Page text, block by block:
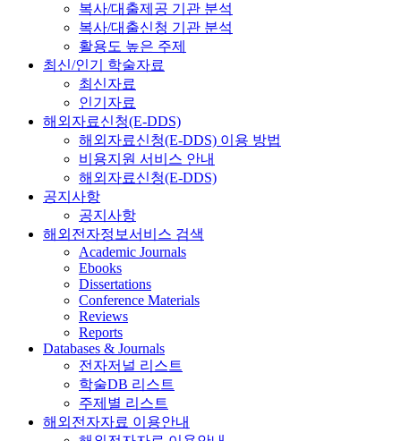
복사/대출제공 기관 분석
복사/대출신청 기관 분석
활용도 높은 주제
최신/인기 학술자료
최신자료
인기자료
해외자료신청(E-DDS)
해외자료신청(E-DDS) 이용 방법
비용지원 서비스 안내
해외자료신청(E-DDS)
공지사항
공지사항
해외전자정보서비스 검색
Academic Journals
Ebooks
Dissertations
Conference Materials
Reviews
Reports
Databases & Journals
전자저널 리스트
학술DB 리스트
주제별 리스트
해외전자자료 이용안내